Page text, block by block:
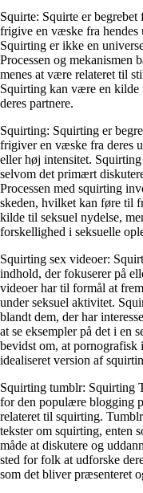
Squirte: Squirte er
frigive en væske fra hendes
Squirting er ikke en
Processen og mekanismen
menes at være relateret til
Squirting kan være en kilde
deres partnere.
Squirting: Squirting er
frigiver en væske fra deres
eller høj intensitet.
selvom det primært
Processen med squirting
skeden, hvilket kan føre til
kilde til seksuel nydelse,
forskellighed i seksuelle
Squirting sex videoer:
indhold, der fokuserer på
videoer har til formål at
under seksuel aktivitet.
blandt dem, der har
at se eksempler på det i en
bevidst om, at pornografisk
idealiseret version af
Squirting tumblr: Squirting
for den populære blogging
relateret til squirting.
tekster om squirting, enten
måde at diskutere og
sted for folk at udforske
som det bliver præsenteret